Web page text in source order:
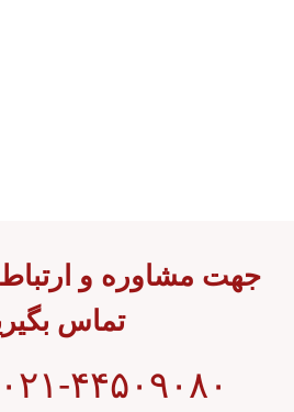
جهت مشاوره و
تماس
۰۲۱-۴۴۵۰۹۰۸۰